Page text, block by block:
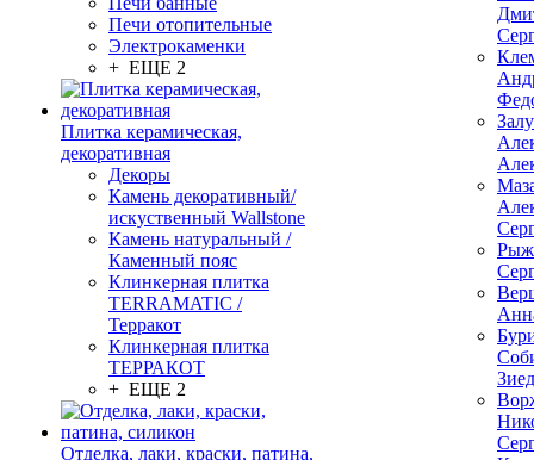
Печи отопительные
Электрокаменки
+ ЕЩЕ 2
Плитка керамическая,
декоративная
Декоры
Камень декоративный/
искуственный Wallstone
Камень натуральный /
Каменный пояс
Клинкерная плитка
TERRAMATIC /
Терракот
Клинкерная плитка
ТЕРРАКОТ
+ ЕЩЕ 2
Отделка, лаки, краски, патина,